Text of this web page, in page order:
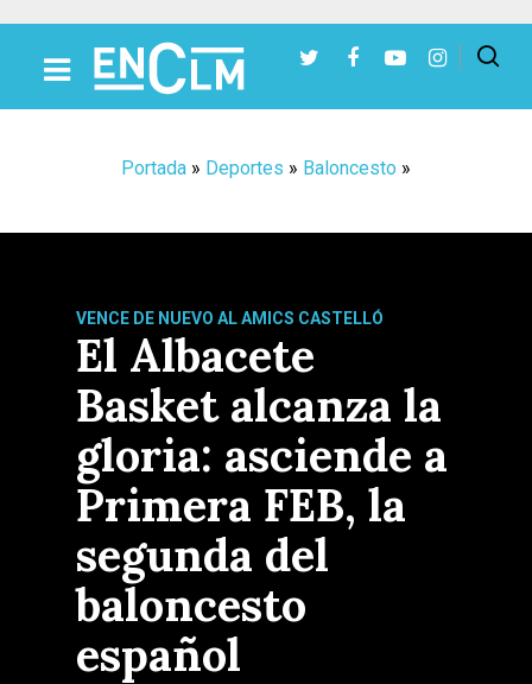
Portada » Deportes » Baloncesto »
VENCE DE NUEVO AL AMICS CASTELLÓ
El Albacete
Basket alcanza la
gloria: asciende a
Primera FEB, la
segunda del
baloncesto
español